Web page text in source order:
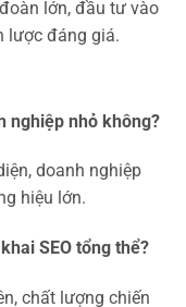
lớn, đầu tư vào
lược đáng giá.
nghiệp nhỏ không?
doanh nghiệp
hiệu lớn.
SEO tổng thể?
chất lượng chiến